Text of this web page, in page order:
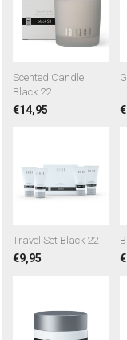
Scented Candle
Black 22
€14,95
Travel Set Black 22
€9,95